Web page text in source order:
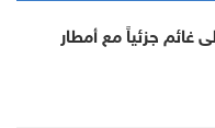
جزئياً مع أمطار